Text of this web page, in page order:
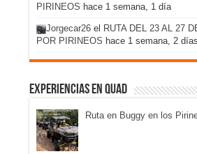
PIRINEOS hace 1 semana, 1 día
Jorgecar26 el RUTA DEL 23 AL 27
POR PIRINEOS hace 1 semana, 2 días
Experiencias en Quad
Ruta en Buggy en los